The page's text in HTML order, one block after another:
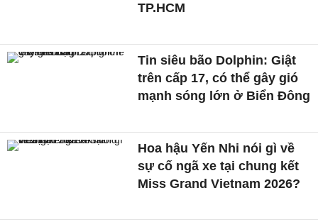
TP.HCM
Tin siêu bão Dolphin: Giật
trên cấp 17, có thể gây gió
mạnh sóng lớn ở Biển Đông
Hoa hậu Yến Nhi nói gì về
sự cố ngã xe tại chung kết
Miss Grand Vietnam 2026?